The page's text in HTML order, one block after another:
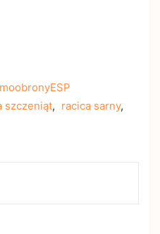
szczeniąt, racica sarny,